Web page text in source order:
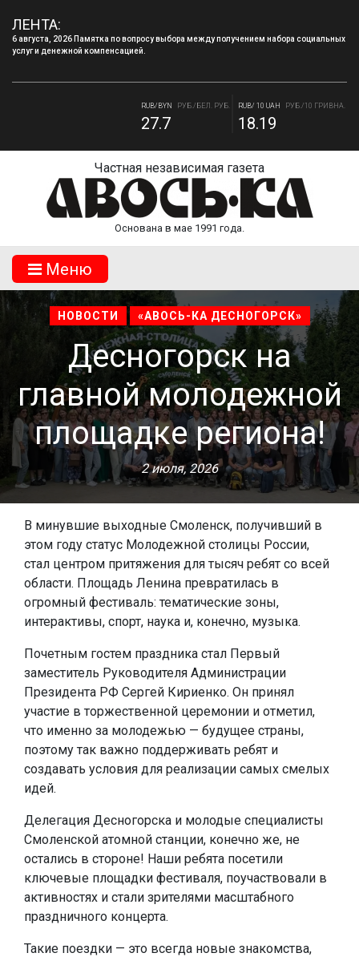
ЛЕНТА:
6 августа, 2026 Памятка по вопросу выбора между получением набора социальных
услуг и денежной компенсацией.
RUB/BYN РУБ./БЕЛ. РУБ.
27.7
RUB/ 10 UAH РУБ./10 ГРИВНА.
18.19
81.41 94.06
Частная независимая газета
Основана в мае 1991 года.
Mеню
НОВОСТИ «АВОСЬ-КА ДЕСНОГОРСК»
Десногорск на
главной молодежной
площадке региона!
2 июля, 2026
В минувшие выходные Смоленск, получивший в
этом году статус Молодежной столицы России,
стал центром притяжения для тысяч ребят со всей
области. Площадь Ленина превратилась в
огромный фестиваль: тематические зоны,
интерактивы, спорт, наука и, конечно, музыка.
Почетным гостем праздника стал Первый
заместитель Руководителя Администрации
Президента РФ Сергей Кириенко. Он принял
участие в торжественной церемонии и отметил,
что именно за молодежью — будущее страны,
поэтому так важно поддерживать ребят и
создавать условия для реализации самых смелых
идей.
Делегация Десногорска и молодые специалисты
Смоленской атомной станции, конечно же, не
остались в стороне! Наши ребята посетили
ключевые площадки фестиваля, поучаствовали в
активностях и стали зрителями масштабного
праздничного концерта.
Такие поездки — это всегда новые знакомства,